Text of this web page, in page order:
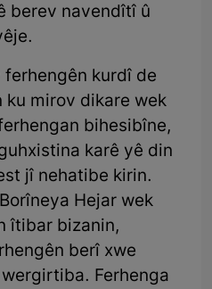
berev navendîtî û
kurdî de
mirov dikare wek
bihesibîne,
karê yê din
jî nehatibe kirin.
Hejar wek
îtibar bizanin,
berî xwe
Ferhenga